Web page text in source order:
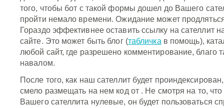
того, чтобы бот с такой формы дошел до Вашего
пройти немало времени. Ожидание может
Гораздо эффективнее оставить ссылку на сателлит
сайте. Это может быть блог (табличка в помощь),
любой сайт, где разрешено комментирование, благо
навалом.
После того, как наш сателлит будет
смело размещать на нем код от . Не смотря на то,
Вашего сателлита нулевые, он будет пользоваться